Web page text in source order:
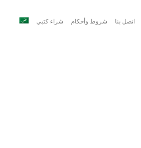
اتصل بنا شروط وأحكام شراء كتبي